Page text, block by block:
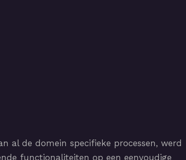
al de domein specifieke processen, werd
functionaliteiten op een eenvoudige